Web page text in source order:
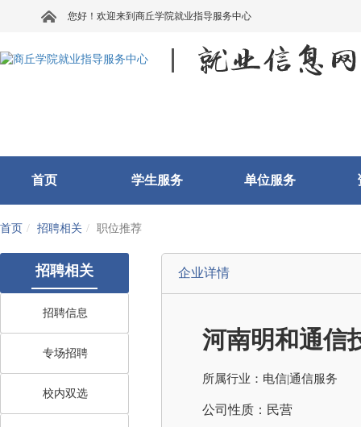
您好！欢迎来到商丘学院就业指导服务中心
首页 学生服务 单位服务
首页 招聘相关 职位推荐
招聘相关
招聘信息
专场招聘
校内双选
企业详情
河南明和通信
所属行业：电信|通信服务
公司性质：民营